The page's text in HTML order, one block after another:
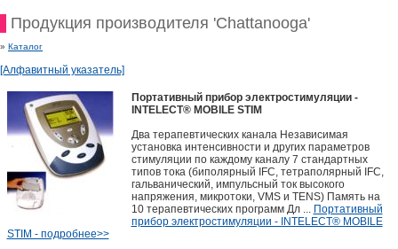
Продукция производителя 'Chattanooga'
» Каталог
[Алфавитный указатель]
Портативный прибор электростимуляции -
INTELECT® MOBILE STIM
Два терапевтических канала Независимая
установка интенсивности и других параметров
стимуляции по каждому каналу 7 стандартных
типов тока (биполярный IFC, тетраполярный IFC,
гальванический, импульсный ток высокого
напряжения, микротоки, VMS и TENS) Память на
10 терапевтических программ Дл ... Портативный
прибор электростимуляции - INTELECT® MOBILE
STIM - подробнее>>